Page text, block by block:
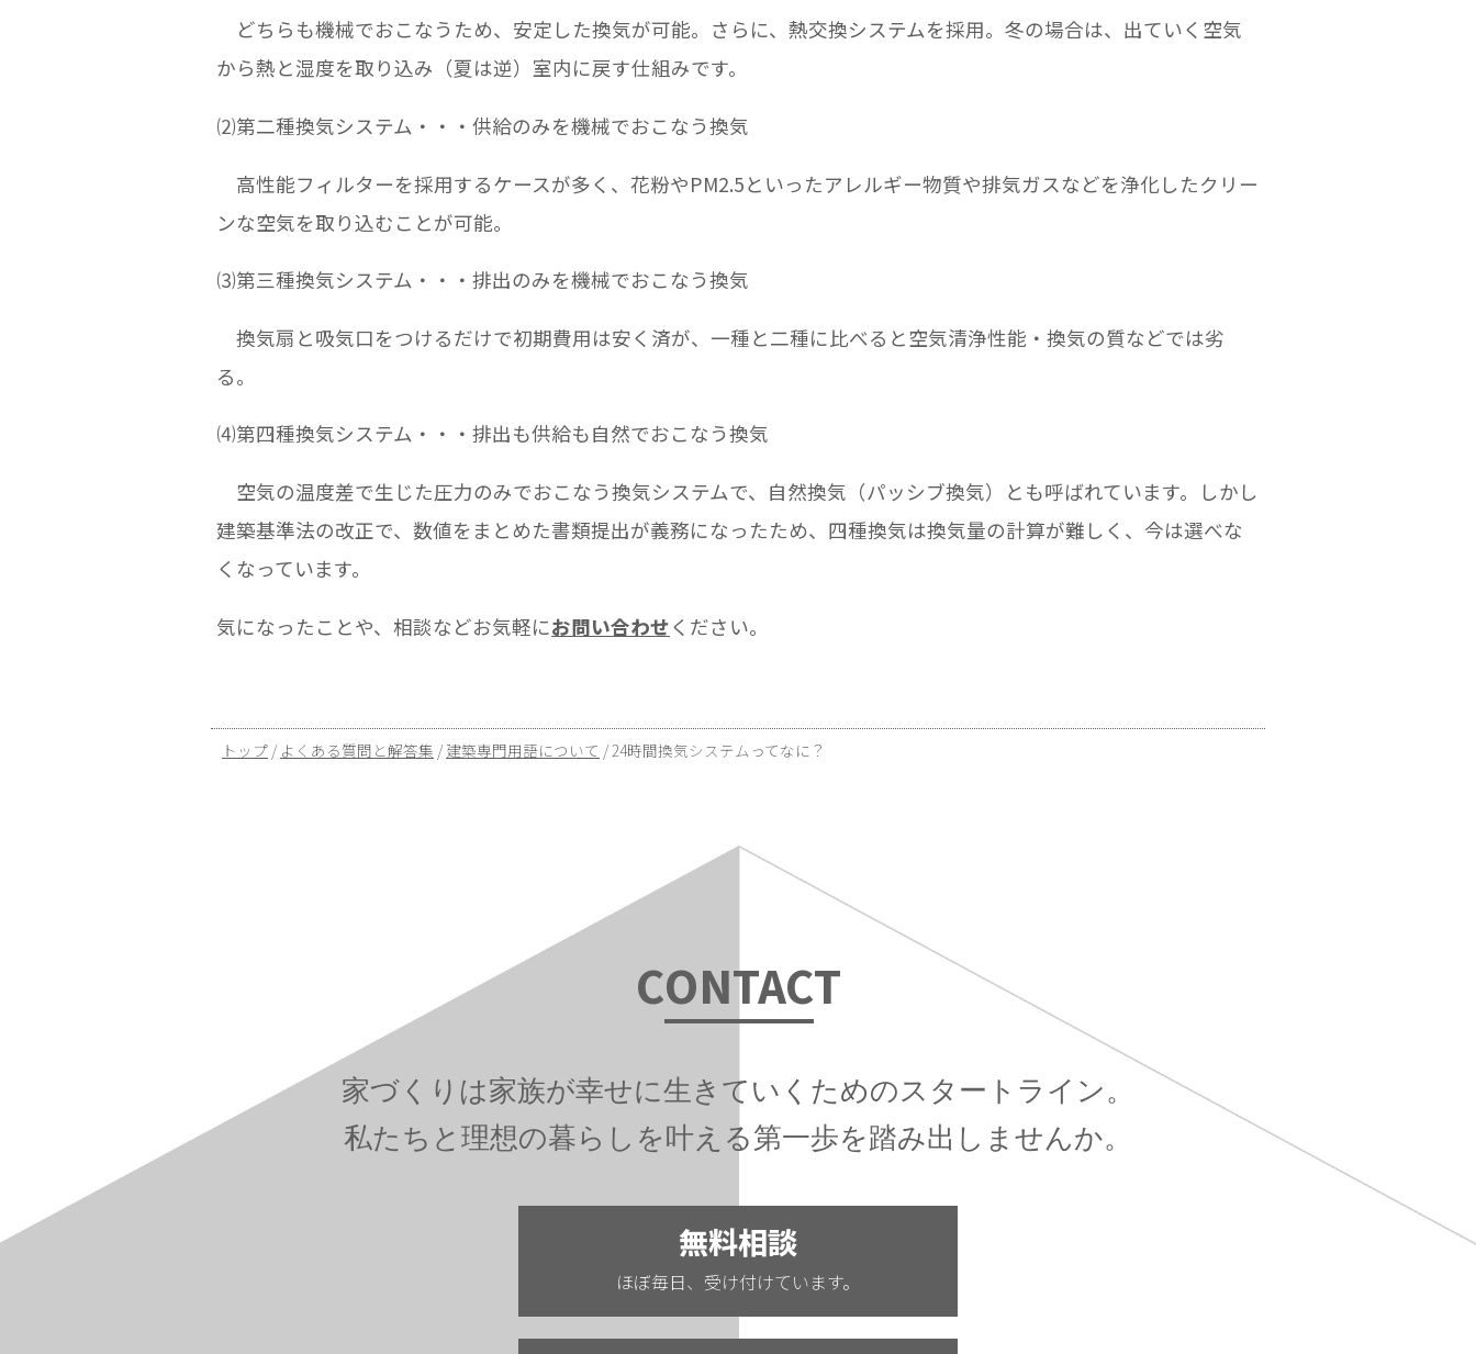
どちらも機械でおこなうため、安定した換気が可能。さらに、熱交換システムを採用。冬の場合は、出ていく空気
から熱と湿度を取り込み（夏は逆）室内に戻す仕組みです。
⑵第二種換気システム・・・供給のみを機械でおこなう換気
高性能フィルターを採用するケースが多く、花粉やPM2.5といったアレルギー物質や排気ガスなどを浄化したクリー
ンな空気を取り込むことが可能。
⑶第三種換気システム・・・排出のみを機械でおこなう換気
換気扇と吸気口をつけるだけで初期費用は安く済が、一種と二種に比べると空気清浄性能・換気の質などでは劣
る。
⑷第四種換気システム・・・排出も供給も自然でおこなう換気
空気の温度差で生じた圧力のみでおこなう換気システムで、自然換気（パッシブ換気）とも呼ばれています。しかし
建築基準法の改正で、数値をまとめた書類提出が義務になったため、四種換気は換気量の計算が難しく、今は選べな
くなっています。
気になったことや、相談などお気軽にお問い合わせください。
現
トップ / よくある質問と解答集 / 建築専門用語について /24時間換気システムってなに？
CONTACT
家づくりは家族が幸せに生きていくためのスタートライン。
私たちと理想の暮らしを叶える第一歩を踏み出しませんか。
無料相談
ほぼ毎日、受け付けています。